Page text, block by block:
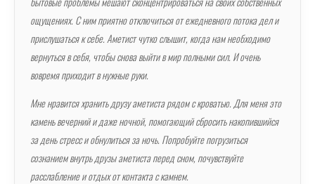
бытовые проблемы мешают сконцентрироваться на своих собственных
ощущениях. С ним приятно отключиться от ежедневного потока дел и
прислушаться к себе. Аметист чутко слышит, когда нам необходимо
вернуться в себя, чтобы снова выйти в мир полными сил. И очень
вовремя приходит в нужные руки.
Мне нравится хранить друзу аметиста рядом с кроватью. Для меня это
камень вечерний и даже ночной, помогающий сбросить накопившийся
за день стресс и обнулиться за ночь. Попробуйте погрузиться
сознанием внутрь друзы аметиста перед сном, почувствуйте
расслабление и отдых от контакта с камнем.